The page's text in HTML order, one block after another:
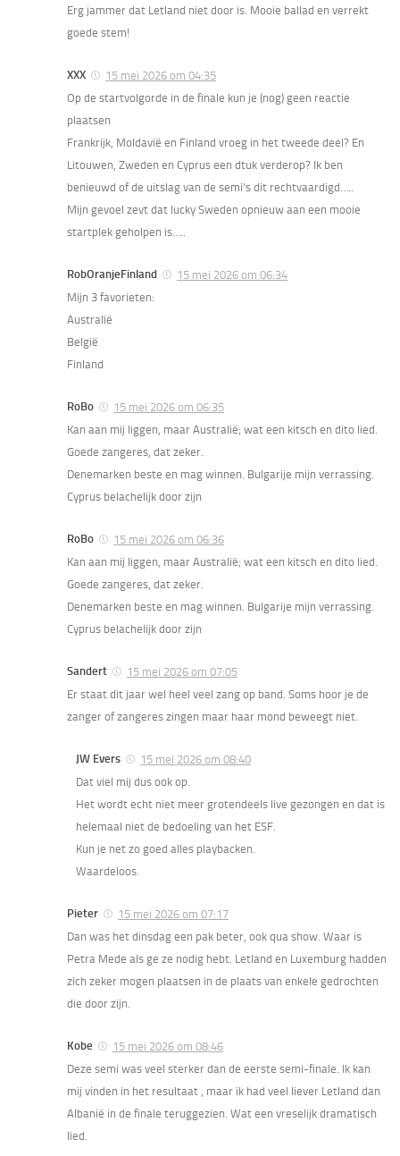
Erg jammer dat Letland niet door is. Mooie ballad en verrekt
goede stem!
XXX
15 mei 2026 om 04:35
Op de startvolgorde in de finale kun je (nog) geen reactie
plaatsen
Frankrijk, Moldavië en Finland vroeg in het tweede deel? En
Litouwen, Zweden en Cyprus een dtuk verderop? Ik ben
benieuwd of de uitslag van de semi’s dit rechtvaardigd…..
Mijn gevoel zevt dat lucky Sweden opnieuw aan een mooie
startplek geholpen is…..
RobOranjeFinland
15 mei 2026 om 06:34
Mijn 3 favorieten:
Australië
België
Finland
RoBo
15 mei 2026 om 06:35
Kan aan mij liggen, maar Australië; wat een kitsch en dito lied.
Goede zangeres, dat zeker.
Denemarken beste en mag winnen. Bulgarije mijn verrassing.
Cyprus belachelijk door zijn
RoBo
15 mei 2026 om 06:36
Kan aan mij liggen, maar Australië; wat een kitsch en dito lied.
Goede zangeres, dat zeker.
Denemarken beste en mag winnen. Bulgarije mijn verrassing.
Cyprus belachelijk door zijn
Sandert
15 mei 2026 om 07:05
Er staat dit jaar wel heel veel zang op band. Soms hoor je de
zanger of zangeres zingen maar haar mond beweegt niet.
JW Evers
15 mei 2026 om 08:40
Dat viel mij dus ook op.
Het wordt echt niet meer grotendeels live gezongen en dat is
helemaal niet de bedoeling van het ESF.
Kun je net zo goed alles playbacken.
Waardeloos.
Pieter
15 mei 2026 om 07:17
Dan was het dinsdag een pak beter, ook qua show. Waar is
Petra Mede als ge ze nodig hebt. Letland en Luxemburg hadden
zich zeker mogen plaatsen in de plaats van enkele gedrochten
die door zijn.
Kobe
15 mei 2026 om 08:46
Deze semi was veel sterker dan de eerste semi-finale. Ik kan
mij vinden in het resultaat , maar ik had veel liever Letland dan
Albanië in de finale teruggezien. Wat een vreselijk dramatisch
lied.